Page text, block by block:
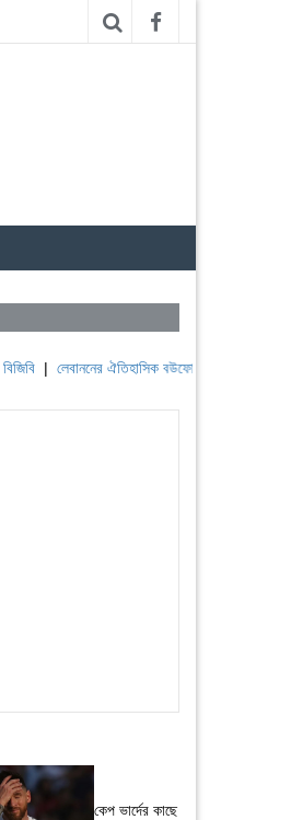
লেবাননের ঐতিহাসিক বউফোর্ট দুর্গ দখল করল ইসরাইল
কেপ ভার্দের কাছে